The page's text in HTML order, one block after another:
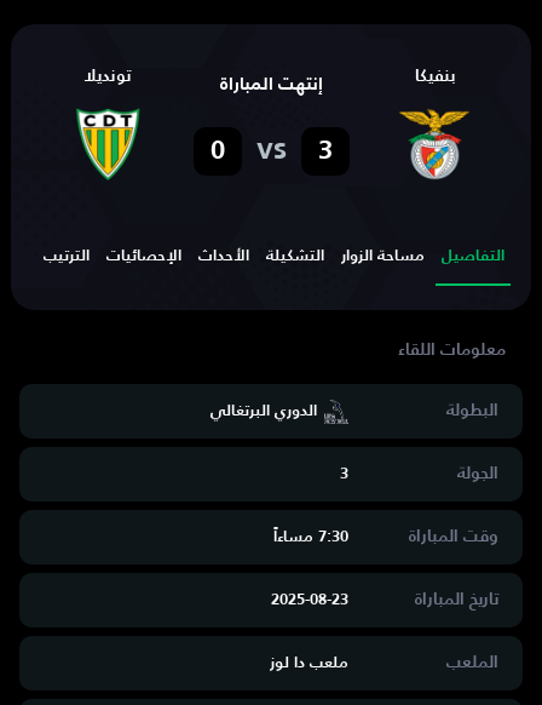
بنفيكا إنتهت المباراة
3
vs
0
تونديلا
التفاصيل مساحة الزوار التشكيلة الأحداث الإحصائيات الترتيب
البطولة الدوري البرتغالي
الجولة 3
وقت المباراة 7:30 مساءاََ
تاريخ المباراة 2025-08-23
الملعب ملعب دا لوز